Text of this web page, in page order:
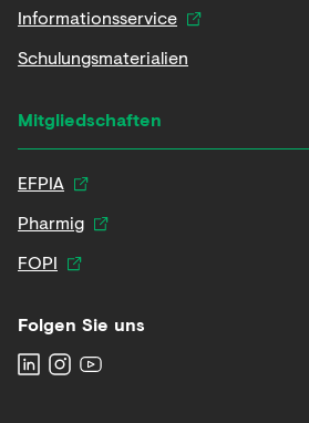
Informationsservice
Schulungsmaterialien
Mitgliedschaften
EFPIA
Pharmig
FOPI
Folgen Sie uns